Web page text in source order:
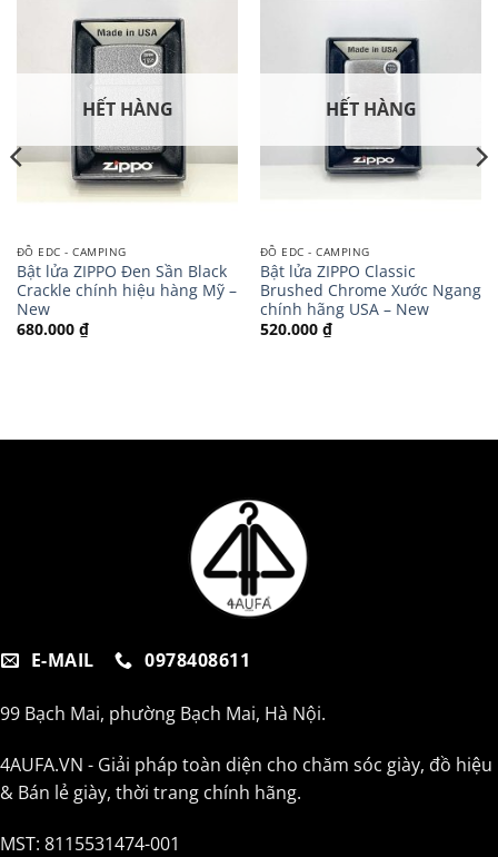
HẾT HÀNG
ĐỒ EDC - CAMPING
Bật lửa ZIPPO Đen Sần Black
Crackle chính hiệu hàng Mỹ –
New
680.000 ₫
HẾT HÀNG
ĐỒ EDC - CAMPING
Bật lửa ZIPPO Classic
Brushed Chrome Xước Ngang
chính hãng USA – New
520.000 ₫
E-MAIL 0978408611
99 Bạch Mai, phường Bạch Mai, Hà Nội.
4AUFA.VN - Giải pháp toàn diện cho chăm sóc giày, đồ hiệu
& Bán lẻ giày, thời trang chính hãng.
MST: 8115531474-001